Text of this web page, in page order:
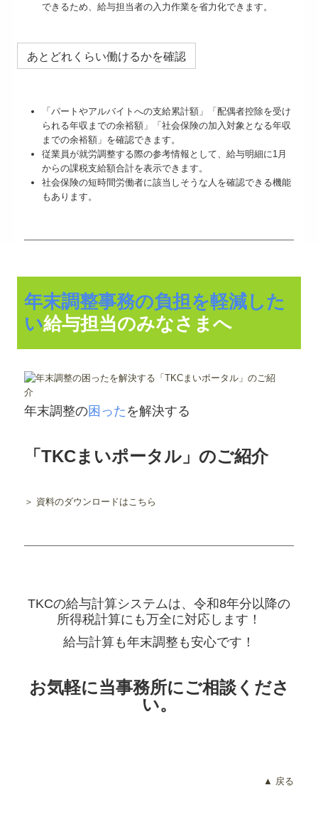
できるため、給与担当者の入力作業を省力化できます。
あとどれくらい働けるかを確認
「パートやアルバイトへの支給累計額」「配偶者控除を受け
られる年収までの余裕額」「社会保険の加入対象となる年収
までの余裕額」を確認できます。
従業員が就労調整する際の参考情報として、給与明細に1月
からの課税支給額合計を表示できます。
社会保険の短時間労働者に該当しそうな人を確認できる機能
もあります。
年末調整事務の負担を軽減した
い給与担当のみなさまへ
年末調整の困った を解決する
「TKCまいポータル」のご紹介
＞ 資料のダウンロードはこちら
TKCの給与計算システムは、令和8年分以降の
所得税計算にも万全に対応します！
給与計算も年末調整も安心です！
お気軽に当事務所にご相談くださ
い。
▲ 戻る